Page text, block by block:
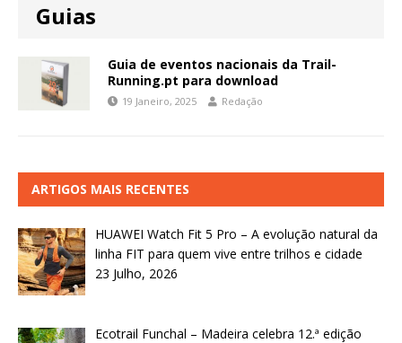
Guias
Guia de eventos nacionais da Trail-
Running.pt para download
19 Janeiro, 2025 Redação
ARTIGOS MAIS RECENTES
HUAWEI Watch Fit 5 Pro – A evolução natural da
linha FIT para quem vive entre trilhos e cidade
23 Julho, 2026
Ecotrail Funchal – Madeira celebra 12.ª edição